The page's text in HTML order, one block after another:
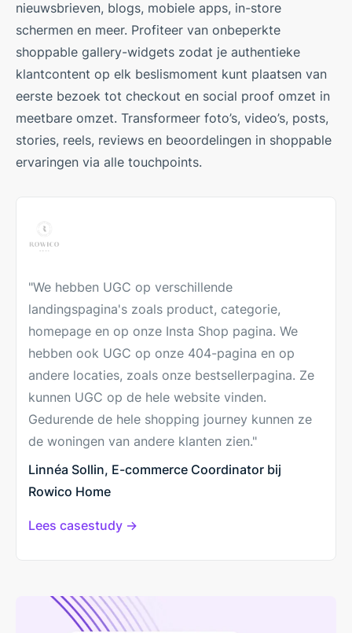
nieuwsbrieven, blogs, mobiele apps, in-store
schermen en meer. Profiteer van onbeperkte
shoppable gallery-widgets zodat je authentieke
klantcontent op elk beslismoment kunt plaatsen van
eerste bezoek tot checkout en social proof omzet in
meetbare omzet. Transformeer foto’s, video’s, posts,
stories, reels, reviews en beoordelingen in shoppable
ervaringen via alle touchpoints.
"We hebben UGC op verschillende
landingspagina's zoals product, categorie,
homepage en op onze Insta Shop pagina. We
hebben ook UGC op onze 404-pagina en op
andere locaties, zoals onze bestsellerpagina. Ze
kunnen UGC op de hele website vinden.
Gedurende de hele shopping journey kunnen ze
de woningen van andere klanten zien."
Linnéa Sollin, E-commerce Coordinator bij
Rowico Home
Lees casestudy